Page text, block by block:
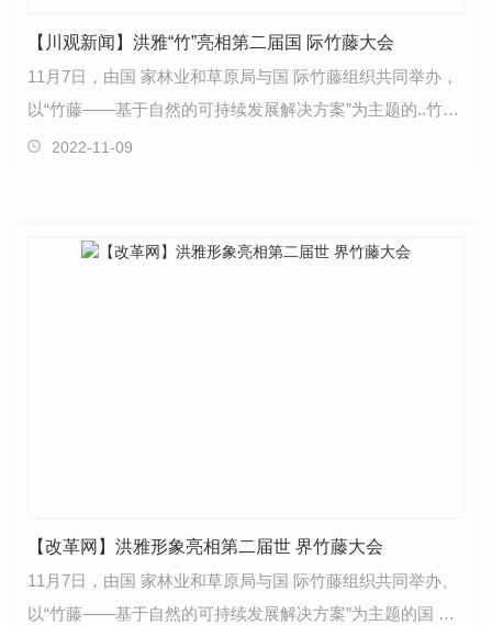
【川观新闻】洪雅“竹”亮相第二届国 际竹藤大会
11月7日，由国 家林业和草原局与国 际竹藤组织共同举办，
以“竹藤——基于自然的可持续发展解决方案”为主题的..竹藤
组织成立二十五周年志庆暨第二届世 界竹藤大会…
2022-11-09
【改革网】洪雅形象亮相第二届世 界竹藤大会
11月7日，由国 家林业和草原局与国 际竹藤组织共同举办、
以“竹藤——基于自然的可持续发展解决方案”为主题的国 际